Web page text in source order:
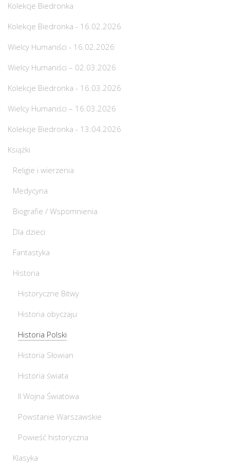
Kolekcje Biedronka
Kolekcje Biedronka - 16.02.2026
Wielcy Humaniści - 16.02.2026
Wielcy Humaniści – 02.03.2026
Kolekcje Biedronka - 16.03.2026
Wielcy Humaniści – 16.03.2026
Kolekcje Biedronka - 13.04.2026
Książki
Religie i wierzenia
Medycyna
Biografie / Wspomnienia
Dla dzieci
Fantastyka
Historia
Historyczne Bitwy
Historia obyczaju
Historia Polski
Historia Słowian
Historia świata
II Wojna Światowa
Powstanie Warszawskie
Powieść historyczna
Klasyka